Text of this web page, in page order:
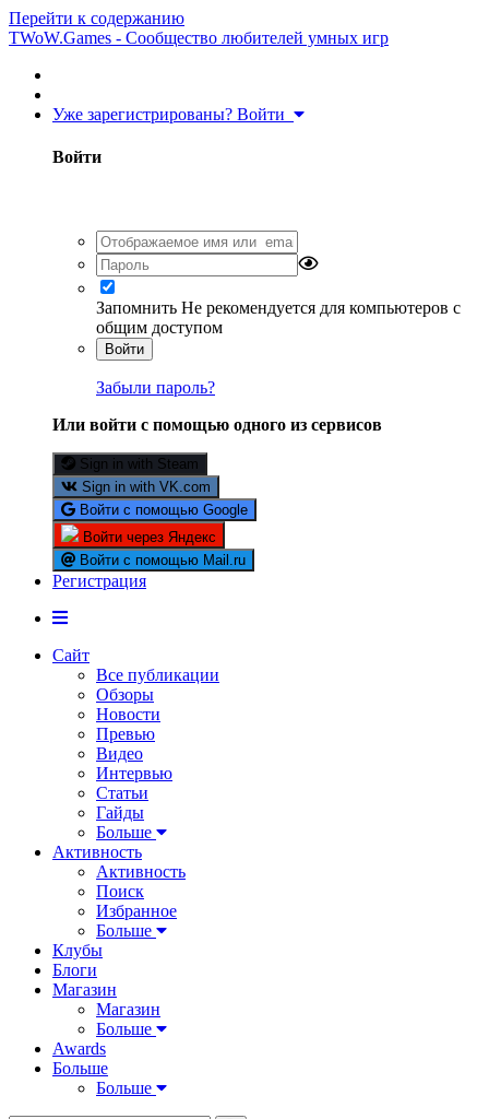
Перейти к содержанию
TWoW.Games - Сообщество любителей умных игр
Уже зарегистрированы? Войти
Войти
Запомнить Не рекомендуется для компьютеров с
общим доступом
Войти
Забыли пароль?
Или войти с помощью одного из сервисов
Sign in with Steam
Sign in with VK.com
Войти с помощью Google
Войти через Яндекс
Войти с помощью Mail.ru
Регистрация
Сайт
Все публикации
Обзоры
Новости
Превью
Видео
Интервью
Статьи
Гайды
Больше
Активность
Активность
Поиск
Избранное
Больше
Клубы
Блоги
Магазин
Магазин
Больше
Awards
Больше
Больше